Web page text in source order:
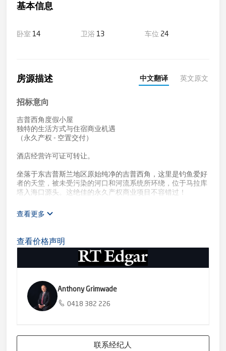
基本信息
卧室 14 卫浴 13 车位 24
房源描述 中文翻译 英文原文
招标意向
吉普西角度假小屋
独特的生活方式与住宿商业机遇
（永久产权 - 空置交付）
酒店经营许可证可转让。
坐落于东吉普斯兰地区原始纯净的吉普西角，这里是钓鱼爱好
者的天堂，被未受污染的河口和河流系统所环绕，位于马拉库
塔入海口源头。这绝佳的永久产权商业项目不容错过！
提供10间客房，包括7间单间客房（花园及河景可选）和3间
所带来的宁静与优雅氛围，聆听本土鸟类悦耳的歌声，或在持
证酒吧和餐厅中享受室内外用餐体验。欣赏美丽的河景和日
落，或观赏常在树梢上可见的考拉。此外，还提供瓦拉加拉赫
河上的私人码头及游船租赁服务。
吉普西角度假小屋为您提供难得的机遇，购买一个已成功运营
的业务，拥有完善的持证酒吧和餐厅，供应澳大利亚最优质的
羊肉和牛肉产品。您还可以选择进一步扩展或转型至其他商业
领域，如健康养生度假村、婚礼或活动庆典中心，或任何生态
该地区以其原始纯净的水道而闻名，钓鱼活动丰富，沿国家公
园河岸边分布着多个烧烤区，一直是宾客们水上完美一日游的
查看更多
查看价格声明
Anthony Grimwade
0418 382 226
联系经纪人